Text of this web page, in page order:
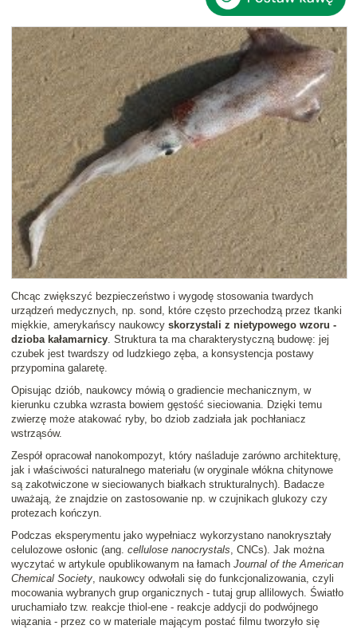
Chcąc zwiększyć bezpieczeństwo i wygodę stosowania twardych
urządzeń medycznych, np. sond, które często przechodzą przez tkanki
miękkie, amerykańscy naukowcy skorzystali z nietypowego wzoru -
dzioba kałamarnicy. Struktura ta ma charakterystyczną budowę: jej
czubek jest twardszy od ludzkiego zęba, a konsystencja postawy
przypomina galaretę.
Opisując dziób, naukowcy mówią o gradiencie mechanicznym, w
kierunku czubka wzrasta bowiem gęstość sieciowania. Dzięki temu
zwierzę może atakować ryby, bo dziob zadziała jak pochłaniacz
wstrząsów.
Zespół opracował nanokompozyt, który naśladuje zarówno architekturę,
jak i właściwości naturalnego materiału (w oryginale włókna chitynowe
są zakotwiczone w sieciowanych białkach strukturalnych). Badacze
uważają, że znajdzie on zastosowanie np. w czujnikach glukozy czy
protezach kończyn.
Podczas eksperymentu jako wypełniacz wykorzystano nanokryształy
celulozowe osłonic (ang. cellulose nanocrystals, CNCs). Jak można
wyczytać w artykule opublikowanym na łamach Journal of the American
Chemical Society, naukowcy odwołali się do funkcjonalizowania, czyli
mocowania wybranych grup organicznych - tutaj grup allilowych. Światło
uruchamiało tzw. reakcje thiol-ene - reakcje addycji do podwójnego
wiązania - przez co w materiale mającym postać filmu tworzyło się